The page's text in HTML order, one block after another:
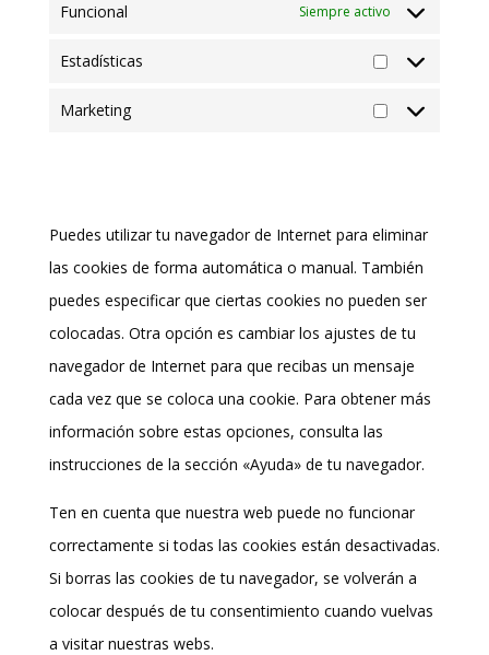
Funcional Siempre activo
Estadísticas
Marketing
Puedes utilizar tu navegador de Internet para eliminar
las cookies de forma automática o manual. También
puedes especificar que ciertas cookies no pueden ser
colocadas. Otra opción es cambiar los ajustes de tu
navegador de Internet para que recibas un mensaje
cada vez que se coloca una cookie. Para obtener más
información sobre estas opciones, consulta las
instrucciones de la sección «Ayuda» de tu navegador.
Ten en cuenta que nuestra web puede no funcionar
correctamente si todas las cookies están desactivadas.
Si borras las cookies de tu navegador, se volverán a
colocar después de tu consentimiento cuando vuelvas
a visitar nuestras webs.